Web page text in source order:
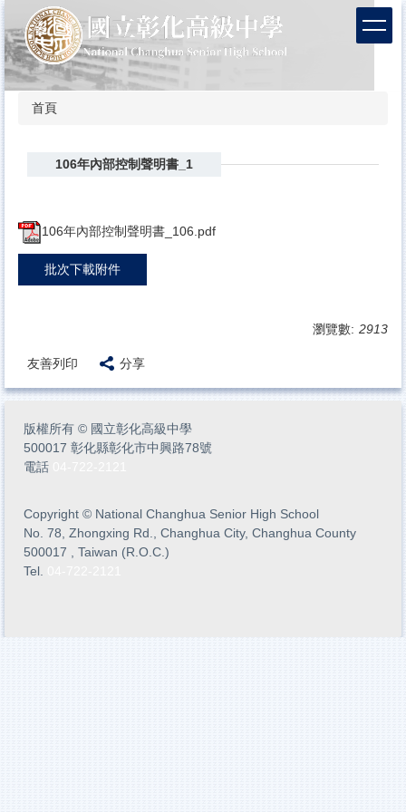
到
主
要
內
首頁
106年內部控制聲明書_1
106年內部控制聲明書_106.pdf
批次下載附件
瀏覽數: 2913
友善列印 分享
版權所有 © 國立彰化高級中學
500017 彰化縣彰化市中興路78號
電話
Copyright © National Changhua Senior High School
No. 78, Zhongxing Rd., Changhua City, Changhua County
500017 , Taiwan (R.O.C.)
Tel.